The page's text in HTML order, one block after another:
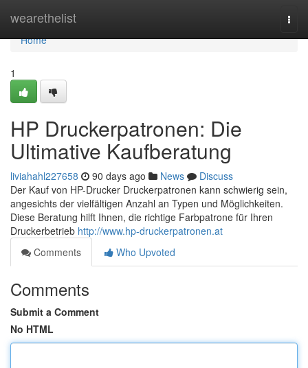
wearethelist
Home
Home
1
HP Druckerpatronen: Die
Ultimative Kaufberatung
liviahahl227658 90 days ago News
Discuss
Der Kauf von HP-Drucker Druckerpatronen kann schwierig sein,
angesichts der vielfältigen Anzahl an Typen und Möglichkeiten.
Diese Beratung hilft Ihnen, die richtige Farbpatrone für Ihren
Druckerbetrieb http://www.hp-druckerpatronen.at
Comments
Who Upvoted
Comments
Submit a Comment
No HTML